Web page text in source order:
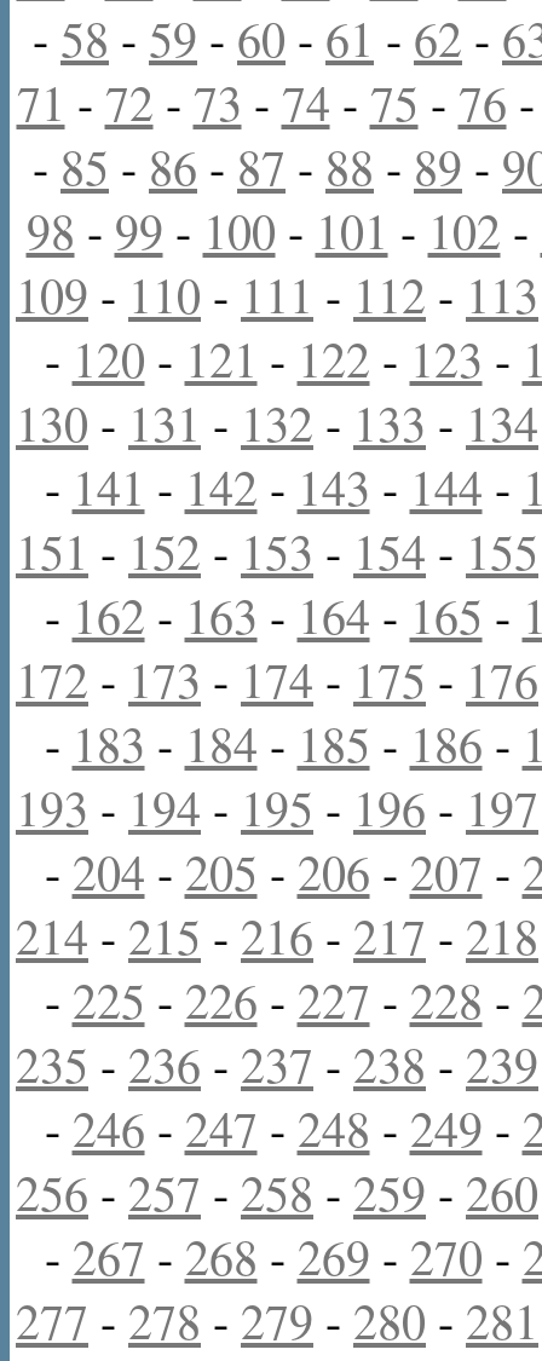
- 58 - 59 - 60 - 61 - 62 -
71 - 72 - 73 - 74 - 75 - 76
- 85 - 86 - 87 - 88 - 89 -
98 - 99 - 100 - 101 - 102 -
109 - 110 - 111 - 112 - 113
- 120 - 121 - 122 - 123 -
130 - 131 - 132 - 133 - 134
- 141 - 142 - 143 - 144 -
151 - 152 - 153 - 154 - 155
- 162 - 163 - 164 - 165 -
172 - 173 - 174 - 175 - 176
- 183 - 184 - 185 - 186 -
193 - 194 - 195 - 196 - 197
- 204 - 205 - 206 - 207 -
214 - 215 - 216 - 217 - 218
- 225 - 226 - 227 - 228 -
235 - 236 - 237 - 238 - 239
- 246 - 247 - 248 - 249 -
256 - 257 - 258 - 259 - 260
- 267 - 268 - 269 - 270 -
277 - 278 - 279 - 280 - 281